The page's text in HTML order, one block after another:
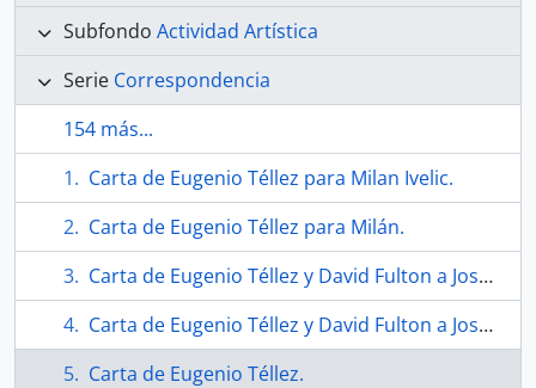
Subfondo Actividad Artística
Serie Correspondencia
154 más...
Carta de Eugenio Téllez para Milan Ivelic.
Carta de Eugenio Téllez para Milán.
Carta de Eugenio Téllez y David Fulton a Joseph Green
Carta de Eugenio Téllez y David Fulton a Joseph Green
Carta de Eugenio Téllez.